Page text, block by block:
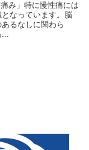
み」特に慢性痛には
なっています。脳
るなしに関わら
...